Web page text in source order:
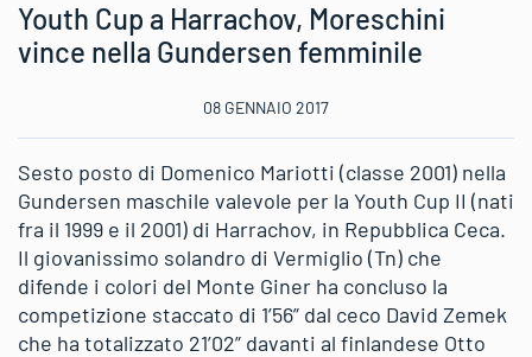
Youth Cup a Harrachov, Moreschini
vince nella Gundersen femminile
08 GENNAIO 2017
Sesto posto di Domenico Mariotti (classe 2001) nella
Gundersen maschile valevole per la Youth Cup II (nati
fra il 1999 e il 2001) di Harrachov, in Repubblica Ceca.
Il giovanissimo solandro di Vermiglio (Tn) che
difende i colori del Monte Giner ha concluso la
competizione staccato di 1’56” dal ceco David Zemek
che ha totalizzato 21’02” davanti al finlandese Otto